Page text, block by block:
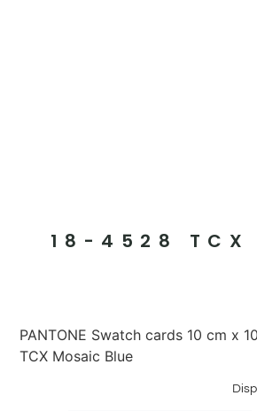
18-4528 TCX
PANTONE Swatch cards 10 cm x
TCX Mosaic Blue